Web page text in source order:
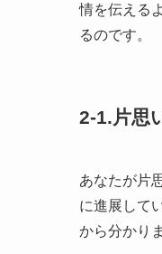
情を伝える
るのです。
2-1.片思
あなたが片
に進展して
から分かり